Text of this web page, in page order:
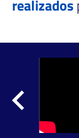
realizados